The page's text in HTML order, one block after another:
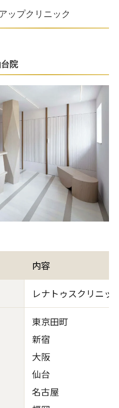
ップクリニック
院
内容
レナトゥスクリニッ
東京田町
新宿
大阪
仙台
名古屋